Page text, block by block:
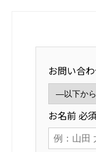
お問い合
お名前必須